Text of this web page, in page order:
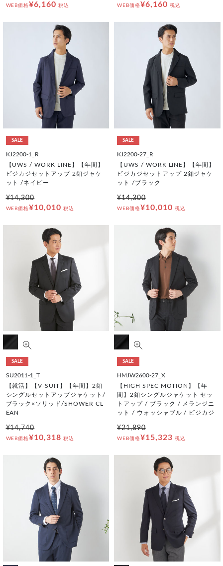
WEB価格¥6,160 税込 WEB価格¥6,160 税込
SALE
KJ2200-1_R
【UWS / WORK LINE】【年間】
ビジカジセットアップ 2釦ジャケ
ット /ネイビー
¥14,300
WEB価格¥10,010 税込
SALE
KJ2200-27_R
【UWS / WORK LINE】【年間】
ビジカジセットアップ 2釦ジャケ
ット /ブラック
¥14,300
WEB価格¥10,010 税込
SALE
SU2011-1_T
【就活】【V-SUIT】【年間】2釦
シングルセットアップジャケット/
ブラック×ソリッド/SHOWER CL
EAN
¥14,740
WEB価格¥10,318 税込
SALE
HMJW2600-27_X
【HIGH SPEC MOTION】【年
間】2釦シングルジャケット セッ
トアップ / ブラック / メランジニ
ット / ウォッシャブル / ビジカジ
¥21,890
WEB価格¥15,323 税込